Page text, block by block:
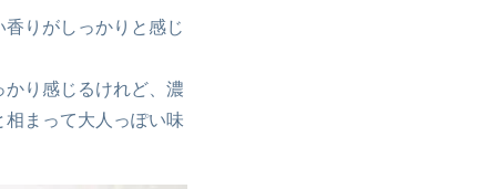
りがしっかりと感じ
り感じるけれど、濃
まって大人っぽい味